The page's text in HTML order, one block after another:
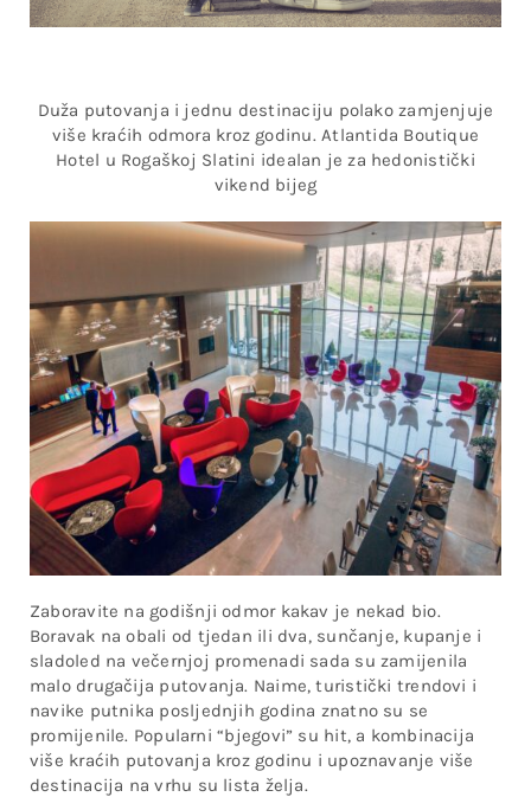
Duža putovanja i jednu destinaciju polako zamjenjuje
više kraćih odmora kroz godinu. Atlantida Boutique
Hotel u Rogaškoj Slatini idealan je za hedonistički
vikend bijeg
Zaboravite na godišnji odmor kakav je nekad bio.
Boravak na obali od tjedan ili dva, sunčanje, kupanje i
sladoled na večernjoj promenadi sada su zamijenila
malo drugačija putovanja. Naime, turistički trendovi i
navike putnika posljednjih godina znatno su se
promijenile. Popularni “bjegovi” su hit, a kombinacija
više kraćih putovanja kroz godinu i upoznavanje više
destinacija na vrhu su lista želja.